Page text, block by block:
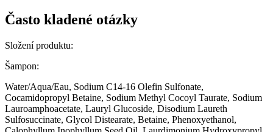
Často kladené otázky
Složení produktu:
Šampon:
Water/Aqua/Eau, Sodium C14-16 Olefin Sulfonate,
Cocamidopropyl Betaine, Sodium Methyl Cocoyl Taurate, Sodium
Lauroamphoacetate, Lauryl Glucoside, Disodium Laureth
Sulfosuccinate, Glycol Distearate, Betaine, Phenoxyethanol,